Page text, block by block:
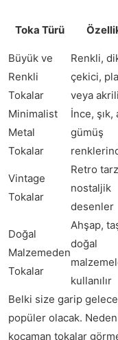
Toka Türü
Büyük ve
Renkli
Tokalar
Renkli,
çekici,
veya
Minimalist
Metal
Tokalar
İnce, şık,
gümüş
Vintage
Tokalar
Retro
nostaljik
desenler
Doğal
Malzemeden
Tokalar
Ahşap,
doğal
kullanılır
Belki size garip
popüler olacak.
kocaman tokalar